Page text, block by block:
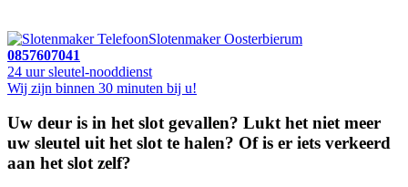
Slotenmaker Oosterbierum
0857607041
24 uur sleutel-nooddienst
Wij zijn binnen 30 minuten bij u!
Uw deur is in het slot gevallen? Lukt het niet meer
uw sleutel uit het slot te halen? Of is er iets verkeerd
aan het slot zelf?